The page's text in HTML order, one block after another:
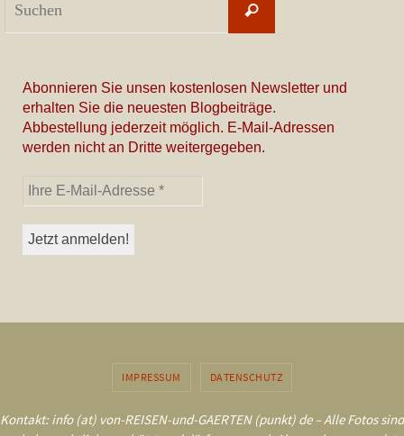
Suchen
Abonnieren Sie unsen kostenlosen Newsletter und
erhalten Sie die neuesten Blogbeiträge.
Abbestellung jederzeit möglich. E-Mail-Adressen
werden nicht an Dritte weitergegeben.
IMPRESSUM DATENSCHUTZ
Kontakt: info (at) von-REISEN-und-GAERTEN (punkt) de – Alle Fotos sind